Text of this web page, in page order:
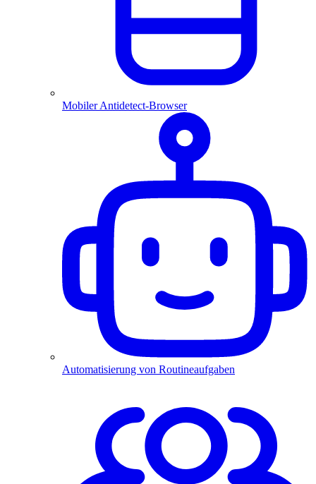
Mobiler Antidetect-Browser
Automatisierung von Routineaufgaben